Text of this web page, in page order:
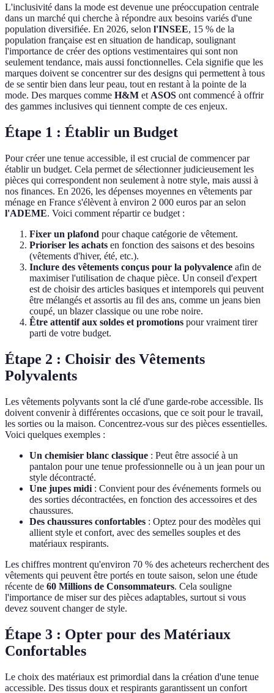
L'inclusivité dans la mode est devenue une préoccupation centrale
dans un marché qui cherche à répondre aux besoins variés d'une
population diversifiée. En 2026, selon l'INSEE, 15 % de la
population française est en situation de handicap, soulignant
l'importance de créer des options vestimentaires qui sont non
seulement tendance, mais aussi fonctionnelles. Cela signifie que les
marques doivent se concentrer sur des designs qui permettent à tous
de se sentir bien dans leur peau, tout en restant à la pointe de la
mode. Des marques comme H&M etASOS ont commencé à offrir
des gammes inclusives qui tiennent compte de ces enjeux.
Étape 1 : Établir un Budget
Pour créer une tenue accessible, il est crucial de commencer par
établir un budget. Cela permet de sélectionner judicieusement les
pièces qui correspondent non seulement à notre style, mais aussi à
nos finances. En 2026, les dépenses moyennes en vêtements par
ménage en France s'élèvent à environ 2 000 euros par an selon
l'ADEME. Voici comment répartir ce budget :
Fixer un plafond pour chaque catégorie de vêtement.
Prioriser les achats en fonction des saisons et des besoins
(vêtements d'hiver, été, etc.).
Inclure des vêtements conçus pour la polyvalence afin de
maximiser l'utilisation de chaque pièce. Un conseil d'expert
est de choisir des articles basiques et intemporels qui peuvent
être mélangés et assortis au fil des ans, comme un jeans bien
coupé, un blazer classique ou une robe noire.
Être attentif aux soldes et promotions pour vraiment tirer
parti de votre budget.
Étape 2 : Choisir des Vêtements
Polyvalents
Les vêtements polyvants sont la clé d'une garde-robe accessible. Ils
doivent convenir à différentes occasions, que ce soit pour le travail,
les sorties ou la maison. Concentrez-vous sur des pièces essentielles.
Voici quelques exemples :
Un chemisier blanc classique : Peut être associé à un
pantalon pour une tenue professionnelle ou à un jean pour un
style décontracté.
Une jupes midi : Convient pour des événements formels ou
des sorties décontractées, en fonction des accessoires et des
chaussures.
Des chaussures confortables : Optez pour des modèles qui
allient style et confort, avec des semelles souples et des
matériaux respirants.
Les chiffres montrent qu'environ 70 % des acheteurs recherchent des
vêtements qui peuvent être portés en toute saison, selon une étude
récente de 60 Millions de Consommateurs. Cela souligne
l'importance de miser sur des pièces adaptables, surtout si vous
devez souvent changer de style.
Étape 3 : Opter pour des Matériaux
Confortables
Le choix des matériaux est primordial dans la création d'une tenue
accessible. Des tissus doux et respirants garantissent un confort